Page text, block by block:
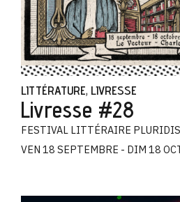
LITTÉRATURE, LIVRESSE
Livresse #28
FESTIVAL LITTÉRAIRE
VEN 18 SEPTEMBRE - DIM 18